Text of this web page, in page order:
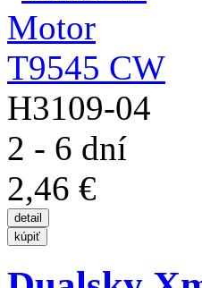
H3109-04
2 - 6 dní
2,46 €